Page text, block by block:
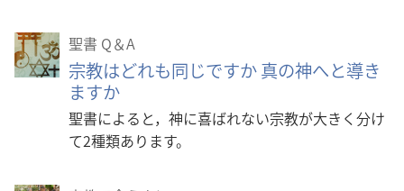
聖書 Q＆A
宗教はどれも同じですか 真の神へと導き
ますか
聖書によると，神に喜ばれない宗教が大きく分け
て2種類あります。